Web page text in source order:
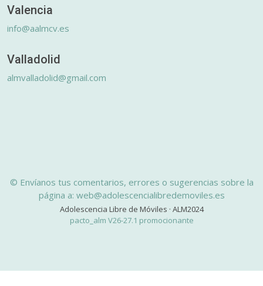
Valencia
info@aalmcv.es
Valladolid
almvalladolid@gmail.com
© Envíanos tus comentarios, errores o sugerencias sobre la
página a: web@adolescencialibredemoviles.es
Adolescencia Libre de Móviles · ALM2024
pacto_alm V26-27.1 promocionante